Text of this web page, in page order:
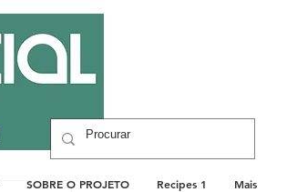
SOBRE O PROJETO Recipes 1 Mais